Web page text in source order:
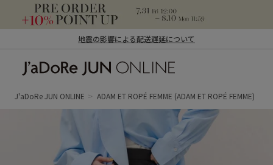
地震の影響による配送遅延について
ン オンライン）
J'aDoRe JUN ONLINE ADAM ET ROPÉ FEMME (ADAM ET ROPÉ FEMME)